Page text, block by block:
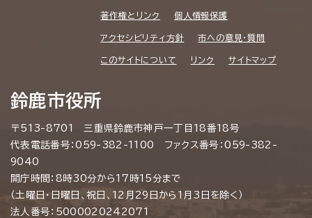
著作権とリンク 個人情報保護
アクセシビリティ方針 市への意見・質問
このサイトについて リンク サイトマップ
鈴鹿市役所
〒513-8701 三重県鈴鹿市神戸一丁目18番18号
代表電話番号：059-382-1100 ファクス番号：059-382-
9040
開庁時間：8時30分から17時15分まで
（土曜日・日曜日、祝日、12月29日から1月3日を除く）
法人番号：5000020242071